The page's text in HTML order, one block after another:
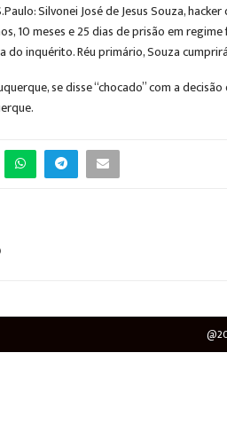
Silvonei José de Jesus Souza,
10 meses e 25 dias de prisão em
inquérito. Réu primário, Souza
se disse “chocado” com a